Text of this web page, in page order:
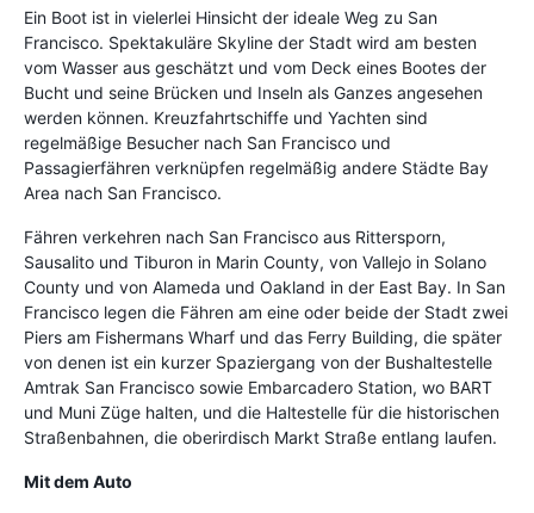
Ein Boot ist in vielerlei Hinsicht der ideale Weg zu San
Francisco. Spektakuläre Skyline der Stadt wird am besten
vom Wasser aus geschätzt und vom Deck eines Bootes der
Bucht und seine Brücken und Inseln als Ganzes angesehen
werden können. Kreuzfahrtschiffe und Yachten sind
regelmäßige Besucher nach San Francisco und
Passagierfähren verknüpfen regelmäßig andere Städte Bay
Area nach San Francisco.
Fähren verkehren nach San Francisco aus Rittersporn,
Sausalito und Tiburon in Marin County, von Vallejo in Solano
County und von Alameda und Oakland in der East Bay. In San
Francisco legen die Fähren am eine oder beide der Stadt zwei
Piers am Fishermans Wharf und das Ferry Building, die später
von denen ist ein kurzer Spaziergang von der Bushaltestelle
Amtrak San Francisco sowie Embarcadero Station, wo BART
und Muni Züge halten, und die Haltestelle für die historischen
Straßenbahnen, die oberirdisch Markt Straße entlang laufen.
Mit dem Auto